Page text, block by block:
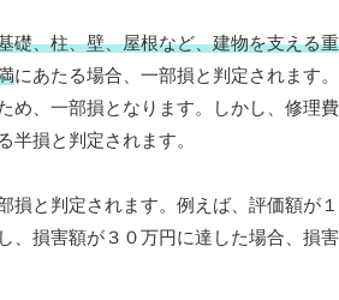
礎、柱、壁、屋根など、建物を支える
にあたる場合、一部損と判定されます
め、一部損となります。しかし、修理
損と判定されます。
損と判定されます。例えば、評価額が１
損害額が３０万円に達した場合、損